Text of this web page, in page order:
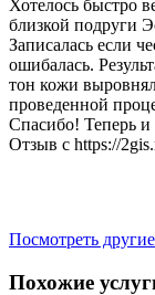
Хотелось быстро
близкой подруги
Записалась если
ошибалась.
тон кожи
проведенной
Спасибо! Теперь
Отзыв с ​https://
Посмотреть
Похожие